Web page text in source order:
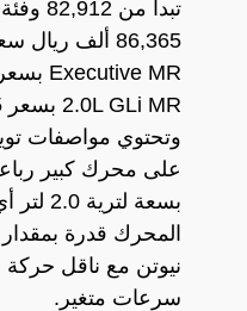
على محرك كبير
سرعات متغير.